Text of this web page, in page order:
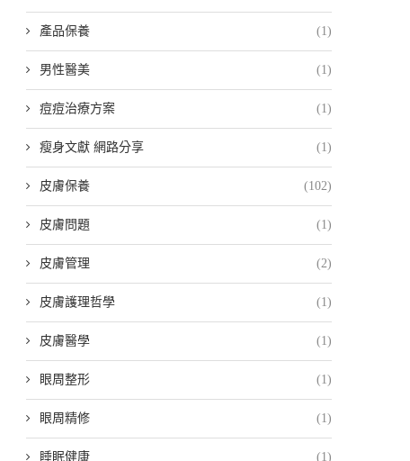
產品保養 (1)
男性醫美 (1)
痘痘治療方案 (1)
瘦身文獻 網路分享 (1)
皮膚保養 (102)
皮膚問題 (1)
皮膚管理 (2)
皮膚護理哲學 (1)
皮膚醫學 (1)
眼周整形 (1)
眼周精修 (1)
睡眠健康 (1)